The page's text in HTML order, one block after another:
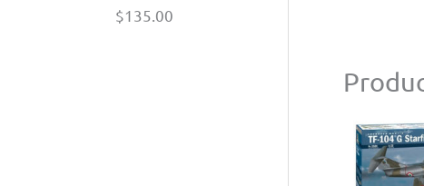
$135.00